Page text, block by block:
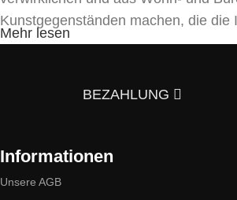
Kunstgegenständen machen, die
Stilvielfalt:Wir bieten Möbel im
eines einzigartigen Interieurs
Mehr lesen
BEZAHLUNG
Informationen
Unsere AGB